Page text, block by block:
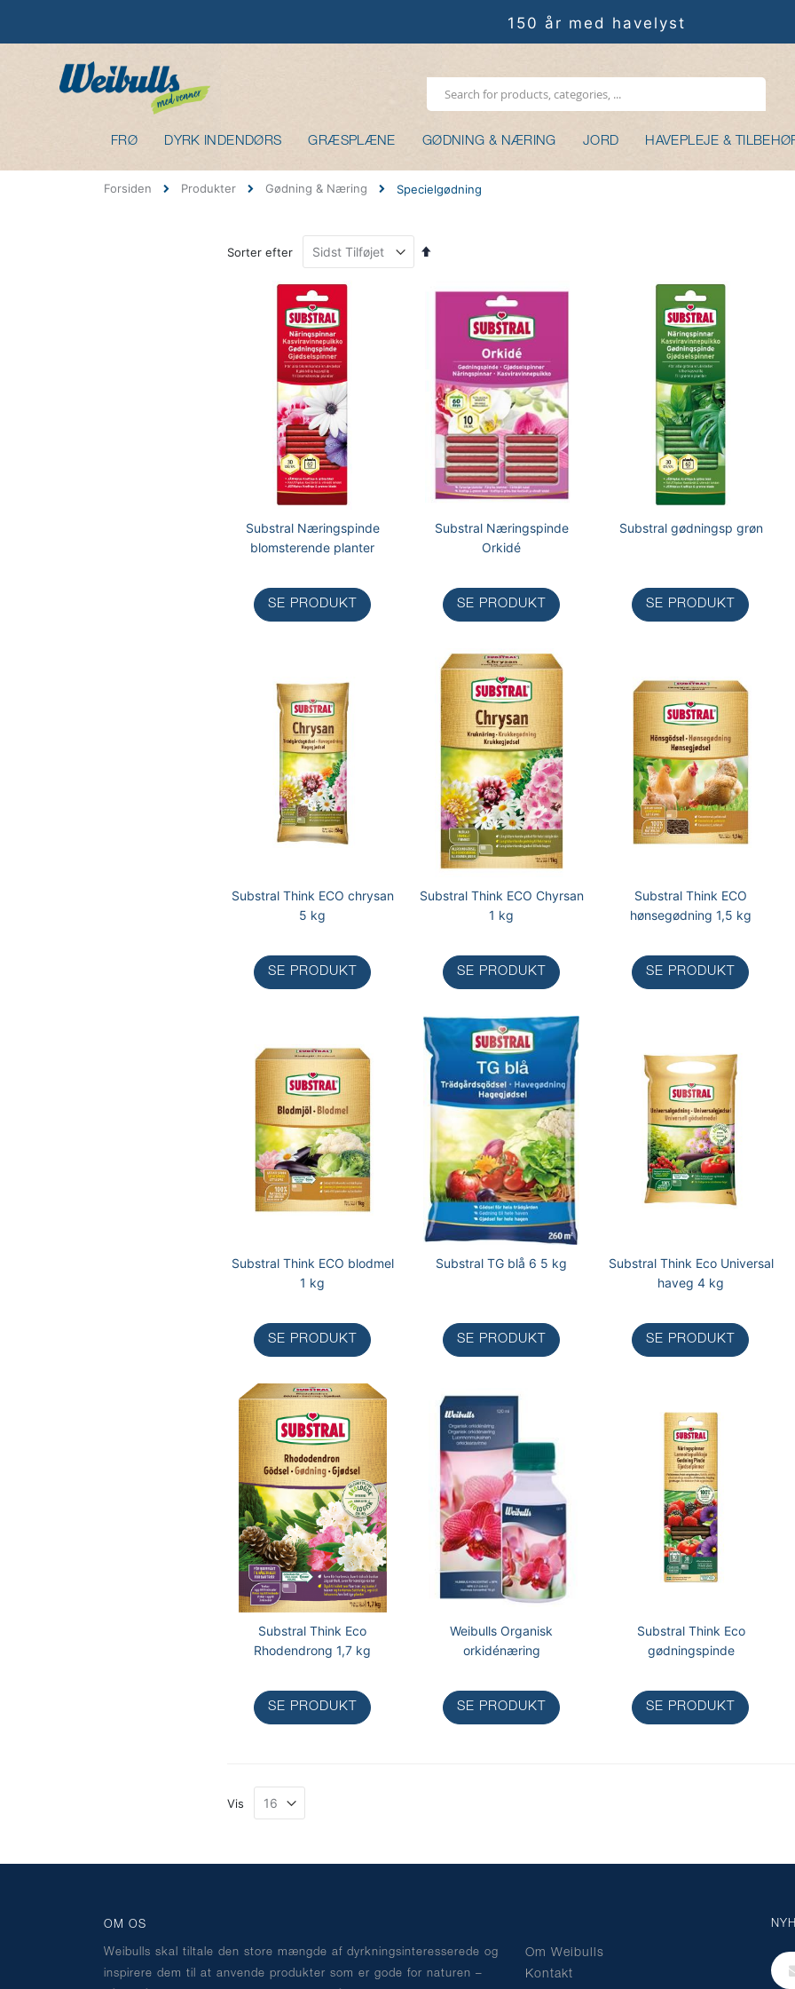
150 år med havelyst
FRØ DYRK INDENDØRS GRÆSPLÆNE GØDNING & NÆRING JORD HAVEPLEJE &
Forsiden Produkter Gødning & Næring Specielgødning
Sorter efter
Faldende
Substral Næringspinde
blomsterende planter
SE PRODUKT
Substral Næringspinde
Orkidé
SE PRODUKT
Substral gødningsp grøn
SE PRODUKT
Substral Think ECO chrysan
5 kg
SE PRODUKT
Substral Think ECO Chyrsan
1 kg
SE PRODUKT
Substral Think ECO
hønsegødning 1,5 kg
SE PRODUKT
Substral Think ECO blodmel
1 kg
SE PRODUKT
Substral TG blå 6 5 kg
SE PRODUKT
Substral Think Eco Universal
haveg 4 kg
SE PRODUKT
Substral Think Eco
Rhodendrong 1,7 kg
SE PRODUKT
Weibulls Organisk
orkidénæring
SE PRODUKT
Substral Think Eco
gødningspinde
SE PRODUKT
Vis
OM OS
Weibulls skal tiltale den store mængde af dyrkningsinteresserede og
inspirere dem til at anvende produkter som er gode for naturen –
Om Weibulls
Kontakt
dig